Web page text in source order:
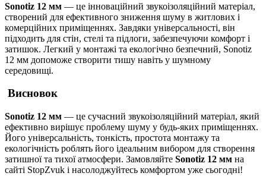
Sonotiz 12 мм — це інноваційний звукоізоляційний матеріал,
створений для ефективного зниження шуму в житлових і
комерційних приміщеннях. Завдяки універсальності, він
підходить для стін, стелі та підлоги, забезпечуючи комфорт і
затишок. Легкий у монтажі та екологічно безпечний, Sonotiz
12 мм допоможе створити тишу навіть у шумному
середовищі.
Висновок
Sonotiz 12 мм — це сучасний звукоізоляційний матеріал, який
ефективно вирішує проблему шуму у будь-яких приміщеннях.
Його універсальність, тонкість, простота монтажу та
екологічність роблять його ідеальним вибором для створення
затишної та тихої атмосфери. Замовляйте Sonotiz 12 мм на
сайті StopZvuk і насолоджуйтесь комфортом уже сьогодні!